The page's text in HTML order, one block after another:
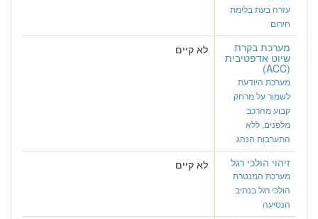
עזרה בעת בלימת
חירום
מערכת בקרת
שיוט אדפטיבית
(ACC)
מערכת היודעת
לשמור על מרחק
קבוע מהרכב
מלפנים, ללא
התערבות הנהג
לא קיים
זיהוי הולכי רגל
מערכת המנטרת
הולכי רגל בנתיב
הנסיעה
לא קיים